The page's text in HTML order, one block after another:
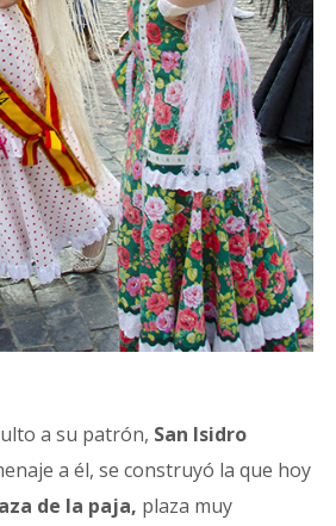
a su patrón, San Isidro
a él, se construyó la que hoy
de la paja, plaza muy